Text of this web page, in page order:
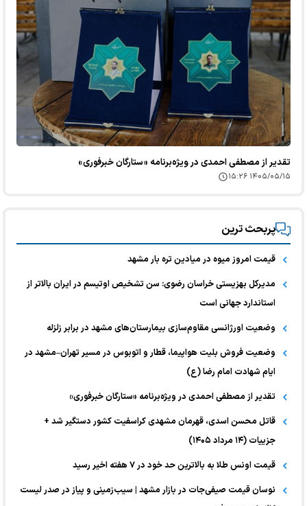
تقدیر از مصطفی احمدی در ویژه‌برنامه «ستارگان خبرفوری»
۱۴۰۵/۰۵/۱۵ ۱۵:۲۶
پربحث ترین
قیمت امروز میوه در میادین تره بار مشهد
مدیرکل بهزیستی خراسان رضوی: سن تشخیص اوتیسم در ایران بالاتر از
استاندارد جهانی است
وضعیت اورژانسی مقاوم‌سازی بیمارستان‌های مشهد در برابر زلزله
وضعیت فروش بلیت هواپیما، قطار و اتوبوس در مسیر تهران–مشهد در
ایام شهادت امام رضا (ع)
تقدیر از مصطفی احمدی در ویژه‌برنامه «ستارگان خبرفوری»
قاتل محسن اسدی، قهرمان مشهدی کراسفیت کشور دستگیر شد +
جزییات (۱۴ مرداد ۱۴۰۵)
قیمت اونس طلا به بالاترین حد خود در ۷ هفته اخیر رسید
نوسان قیمت صیفی‌جات در بازار مشهد | سیب‌زمینی و پیاز در صدر لیست